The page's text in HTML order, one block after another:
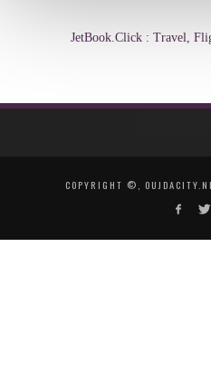
JetBook.Click : Travel,
COPYRIGHT ©,